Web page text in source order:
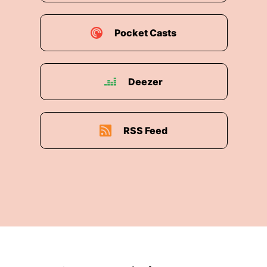
Pocket Casts
Deezer
RSS Feed